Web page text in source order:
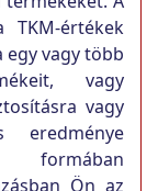
értékek
egy vagy több
vagy
vagy
eredménye
formában
Ön az